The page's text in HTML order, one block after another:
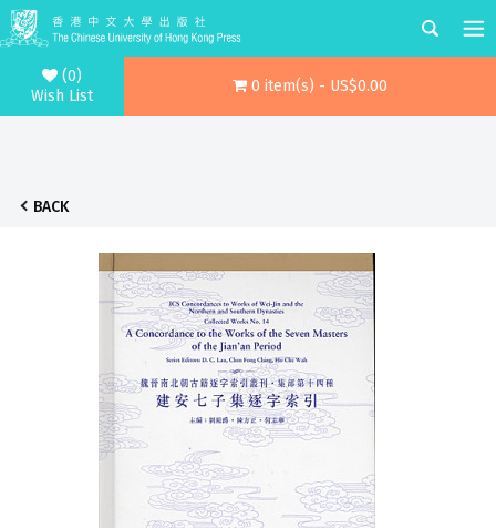
(0)
Wish List
0 item(s) - US$0.00
BACK